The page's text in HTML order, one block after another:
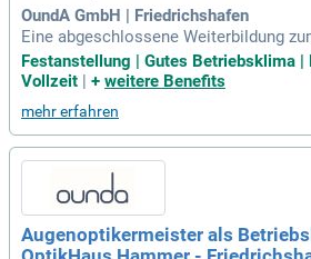
OundA GmbH | Friedrichshafen
Eine abgeschlossene Weiterbildung
er Freude daran, Verantwortung für
am zu übernehmen Erste
ehen möchtest Eine wertschätzende
Festanstellung | Gutes Betriebsklima |
Vollzeit
+ weitere Benefits
mehr erfahren
Augenoptikermeister als